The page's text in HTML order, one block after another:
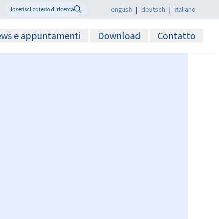
english | deutsch | italiano
e appuntamenti Download Contatto